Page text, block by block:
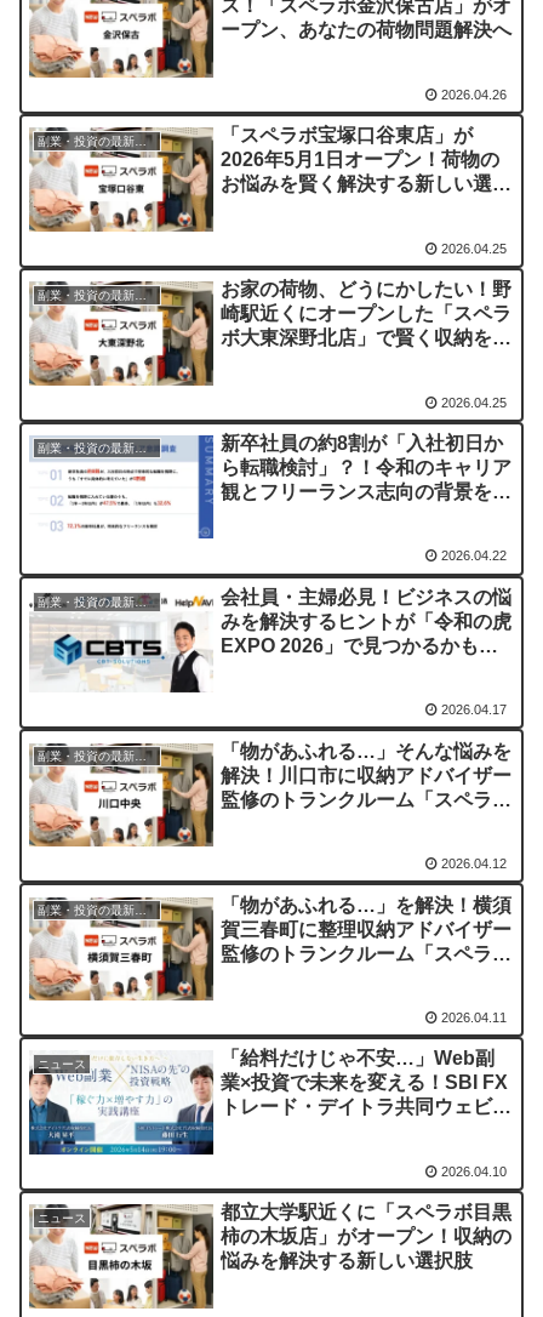
ス！「スペラボ金沢保古店」がオ
ープン、あなたの荷物問題解決へ
2026.04.26
副業・投資の最新情報まとめ
「スペラボ宝塚口谷東店」が
2026年5月1日オープン！荷物の
お悩みを賢く解決する新しい選択
2026.04.25
副業・投資の最新情報まとめ
お家の荷物、どうにかしたい！野
崎駅近くにオープンした「スペラ
ボ大東深野北店」で賢く収納を始
2026.04.25
副業・投資の最新情報まとめ
新卒社員の約8割が「入社初日か
ら転職検討」？！令和のキャリア
観とフリーランス志向の背景を徹
2026.04.22
副業・投資の最新情報まとめ
会社員・主婦必見！ビジネスの悩
みを解決するヒントが「令和の虎
EXPO 2026」で見つかるかも？
2026.04.17
副業・投資の最新情報まとめ
「物があふれる…」そんな悩みを
解決！川口市に収納アドバイザー
監修のトランクルーム「スペラボ
2026.04.12
副業・投資の最新情報まとめ
「物があふれる…」を解決！横須
賀三春町に整理収納アドバイザー
監修のトランクルーム「スペラ
2026.04.11
ニュース
「給料だけじゃ不安…」Web副
業×投資で未来を変える！SBI FX
トレード・デイトラ共同ウェビナ
2026.04.10
ニュース
都立大学駅近くに「スペラボ目黒
柿の木坂店」がオープン！収納の
悩みを解決する新しい選択肢